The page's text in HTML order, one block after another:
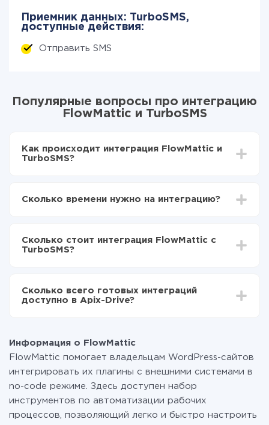
Приемник данных: TurboSMS,
доступные действия:
Отправить SMS
Популярные вопросы про интеграцию
FlowMattic и TurboSMS
Как происходит интеграция FlowMattic и
TurboSMS?
Выбираете какие данные передавать из
Теперь данные будут автоматически
передаваться из FlowMattic в TurboSMS
Сколько времени нужно на интеграцию?
отличаться и составлять от 5-ти до 30-минут. В
среднем настройка занимает 10-15 минут.
Сколько стоит интеграция FlowMattic с
TurboSMS?
функционал. Вы оплачиваете только количество
данных, которые по факту передаются из одной
перейти на платный, при необходимости. Подробнее
отарифах .
Сколько всего готовых интеграций
доступно в Apix-Drive?
Информация о FlowMattic
FlowMattic помогает владельцам WordPress-сайтов
интегрировать их плагины с внешними системами в
no-code режиме. Здесь доступен набор
инструментов по автоматизации рабочих
процессов, позволяющий легко и быстро настроить